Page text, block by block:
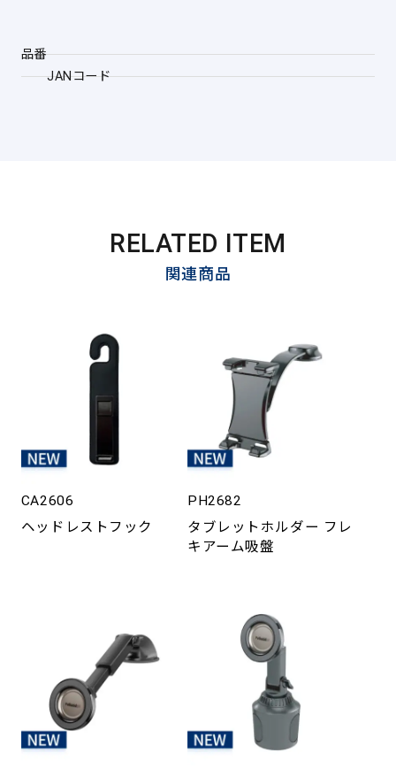
品番
JANコード
RELATED ITEM
関連商品
CA2606
ヘッドレストフック
PH2682
タブレットホルダー フレ
キアーム吸盤